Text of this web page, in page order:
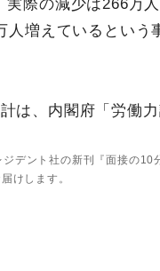
実際の減少は266万
人増えているという
計は、内閣府「労働
デント社の新刊『面接の10
けします。